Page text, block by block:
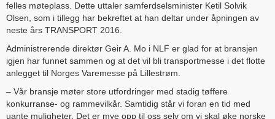
felles møteplass. Dette uttaler samferdselsminister Ketil Solvik
Olsen, som i tillegg har bekreftet at han deltar under åpningen av
neste års TRANSPORT 2016.
Administrerende direktør Geir A. Mo i NLF er glad for at bransjen
igjen har funnet sammen og at det vil bli transportmesse i det flotte
anlegget til Norges Varemesse på Lillestrøm.
– Vår bransje møter store utfordringer med stadig tøffere
konkurranse- og rammevilkår. Samtidig står vi foran en tid med
uante muligheter. Det er mye opp til oss selv om vi skal øke norske